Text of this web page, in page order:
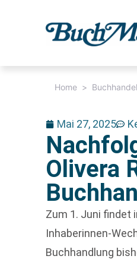
Home > Buchhandel
Mai 27, 2025
Olivera
Zum 1. Juni findet
Inhaberinnen-
Buchhandlung